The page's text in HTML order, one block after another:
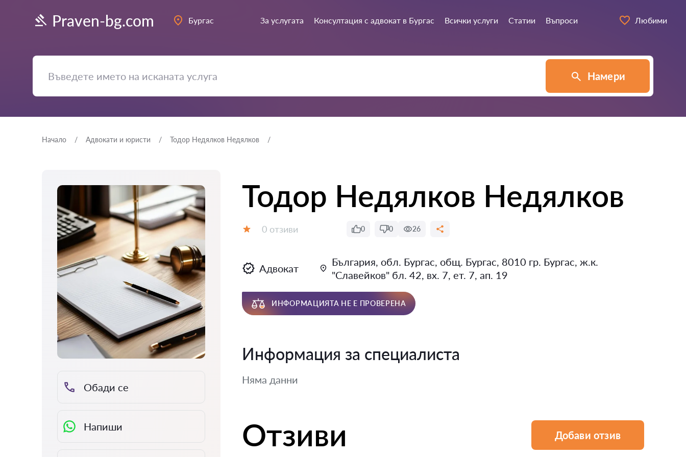
Praven-bg.com Бургас За услугата Консултация с адвокат в Бургас Всички услуги Статии Въпроси Любими
Намери
Начало Адвокати и юристи Тодор Недялков Недялков
Обади се
Напиши
Тодор Недялков Недялков
Отзиви:
0 отзиви 0 0 26
Адвокат
България, обл. Бургас, общ. Бургас, 8010 гр. Бургас, ж.к.
"Славейков" бл. 42, вх. 7, ет. 7, ап. 19
ИНФОРМАЦИЯТА НЕ Е ПРОВЕРЕНА
Информация за специалиста
Няма данни
Отзиви Добави отзив